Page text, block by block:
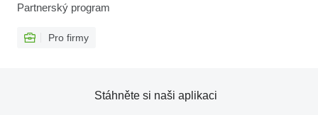
Partnerský program
Pro firmy
Stáhněte si naši aplikaci